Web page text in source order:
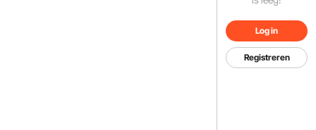
Log in
Registreren